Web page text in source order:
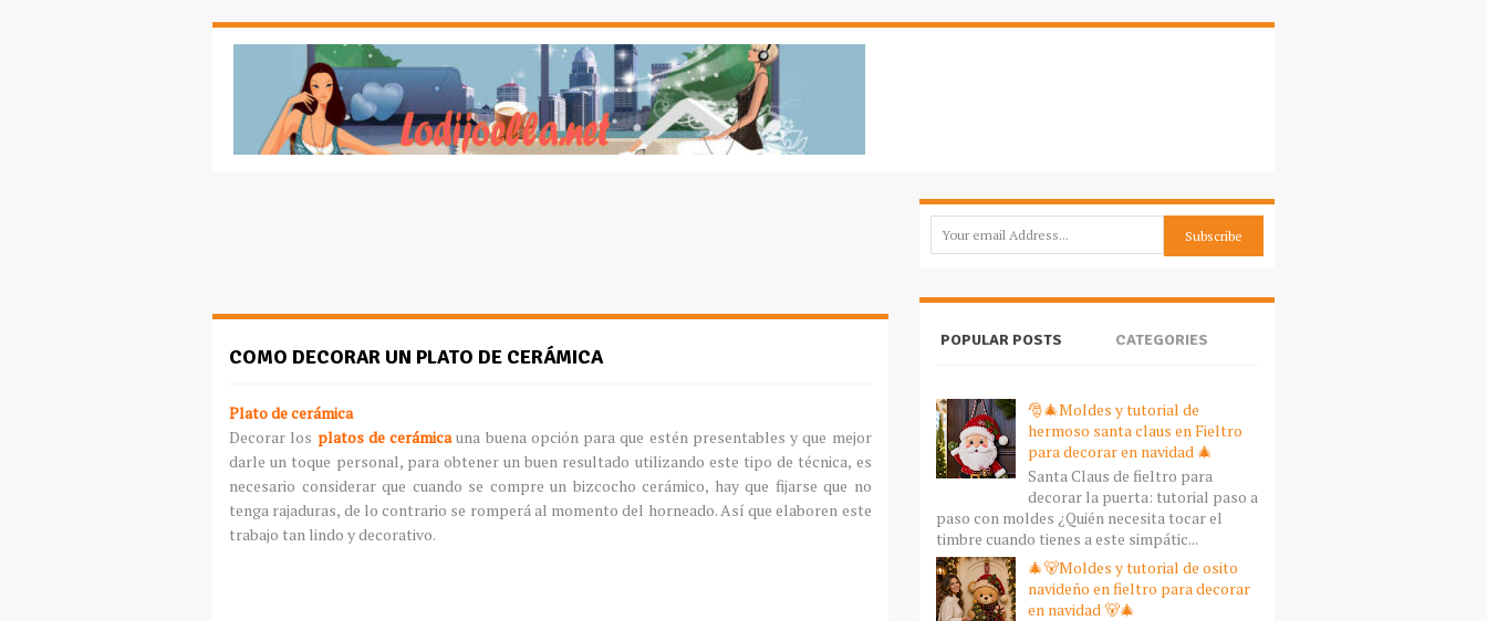
COMO DECORAR UN PLATO DE CERÁMICA
Plato de cerámica
Decorar los platos de cerámicauna buena opción para que estén presentables y que mejor
darle un toque personal, para obtener un buen resultado utilizando este tipo de técnica, es
necesario considerar que cuando se compre un bizcocho cerámico, hay que fijarse que no
tenga rajaduras, de lo contrario se romperá al momento del horneado. Así que elaboren este
trabajo tan lindo y decorativo.
POPULAR POSTS CATEGORIES
🎅🎄Moldes y tutorial de
hermoso santa claus en Fieltro
para decorar en navidad 🎄
Santa Claus de fieltro para
decorar la puerta: tutorial paso a
paso con moldes ¿Quién necesita tocar el
timbre cuando tienes a este simpátic...
🎄🐻Moldes y tutorial de osito
navideño en fieltro para decorar
en navidad 🐻🎄